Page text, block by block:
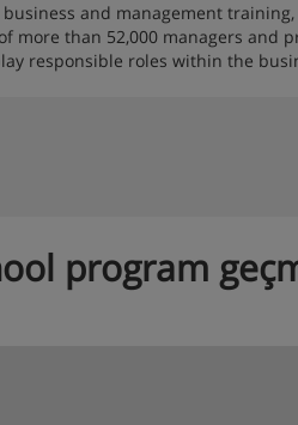
and management training,
than 52,000 managers and
responsible roles within the
program